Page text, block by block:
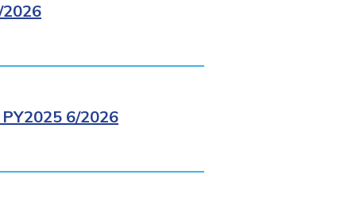
2026
PY2025 6/2026